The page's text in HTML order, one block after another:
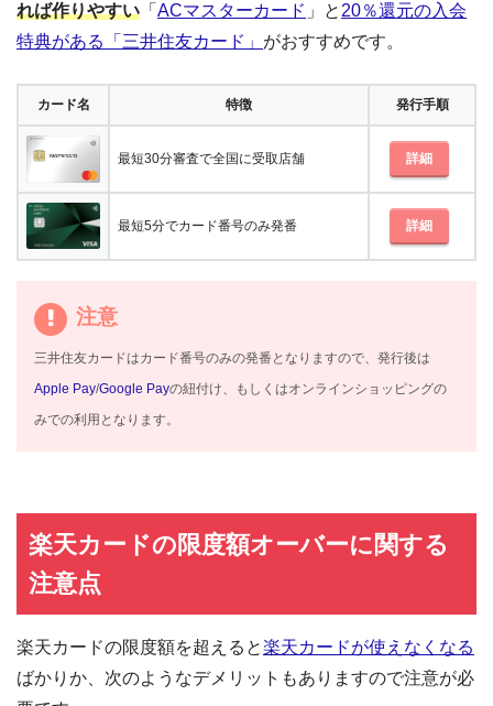
れば作りやすい 「 ACマスターカード 」と20％還元の入会
特典がある「三井住友カード」 がおすすめです。
カード名 特徴 発行手順
最短30分審査で全国に受取店舗 詳細
最短5分でカード番号のみ発番 詳細
注意
三井住友カードはカード番号のみの発番となりますので、発行後は
Apple Pay/Google Payの紐付け、もしくはオンラインショッピングの
みでの利用となります。
楽天カードの限度額オーバーに関する
注意点
楽天カードの限度額を超えると楽天カードが使えなくなる
ばかりか、次のようなデメリットもありますので注意が必